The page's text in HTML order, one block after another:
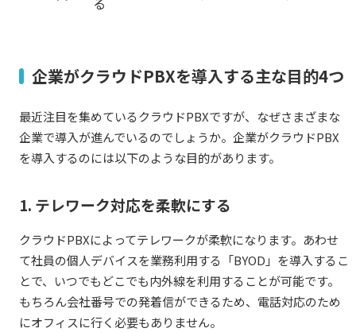
企業がクラウドPBXを導入する主な目的4つ
最近注目を集めているクラウドPBXですが、なぜさまざまな
企業で導入が進んでいるのでしょうか。企業がクラウドPBX
を導入するのには以下のような目的があります。
1. テレワーク対応を柔軟にする
クラウドPBXによってテレワークが柔軟になります。あわせ
て社員の個人デバイスを業務利用する「BYOD」を導入するこ
とで、いつでもどこでも内外線を利用することが可能です。
もちろん会社番号での発着信ができるため、電話対応のため
にオフィスに行く必要もありません。